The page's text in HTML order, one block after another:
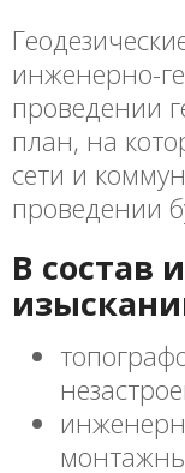
инженерно-
проведении
план, на
сети и
проведении
В состав